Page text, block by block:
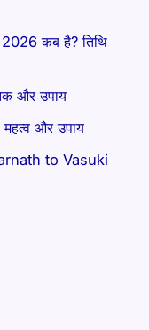
कब है? तिथि
और उपाय
और उपाय
to Vasuki